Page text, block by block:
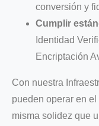
conversión y
Cumplir
Identidad
Encriptación
Con nuestra
pueden operar en
misma solidez que